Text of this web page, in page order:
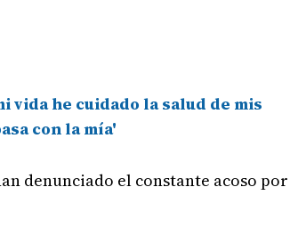
vida he cuidado la salud de mis
con la mía'
denunciado el constante acoso por